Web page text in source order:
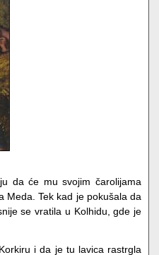
da će mu svojim čarolijama
Meda. Tek kad je pokušala da
se vratila u Kolhidu, gde je
i da je tu lavica rastrgla